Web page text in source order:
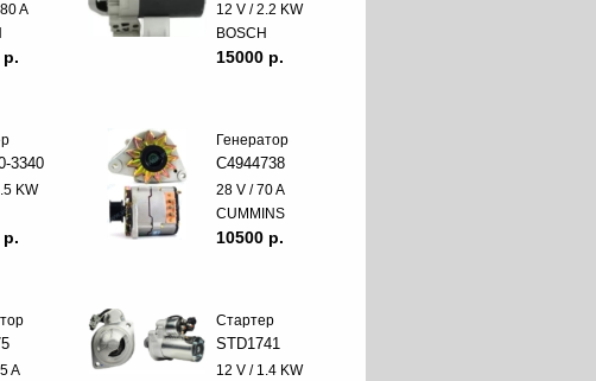
A
p.
12 V / 2.2 KW
BOSCH
15000 p.
3340
KW
p.
Генератор
C4944738
28 V / 70 A
CUMMINS
10500 p.
A
Стартер
STD1741
12 V / 1.4 KW